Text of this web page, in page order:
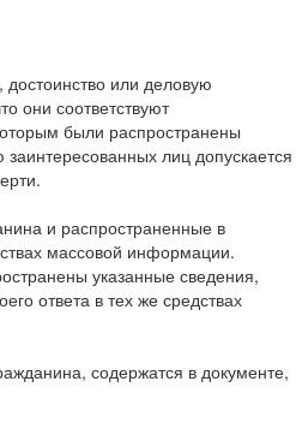
или деловую
они соответствуют
были распространены
лиц допускается
и распространенные в
массовой информации.
указанные сведения,
ответа в тех же средствах
содержатся в документе,